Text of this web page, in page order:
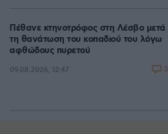
Πέθανε κτηνοτρόφος στη Λέσβο μετά
τη θανάτωση του κοπαδιού του λόγω
αφθώδους πυρετού
09.08.2026, 12:47 3